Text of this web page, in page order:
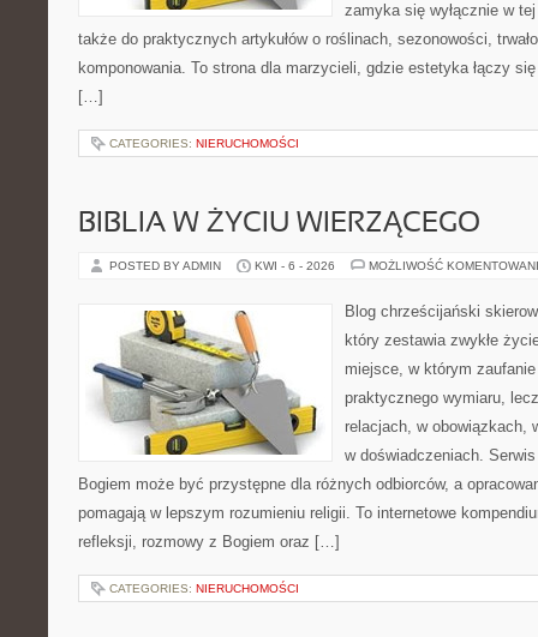
zamyka się wyłącznie w
także do praktycznych artykułów o roślinach, sezonowości,
komponowania. To strona dla marzycieli, gdzie estetyka łączy
[…]
CATEGORIES: NIERUCHOMOŚCI
BIBLIA W ŻYCIU WIERZĄCEGO
POSTED BY ADMIN KWI - 6 - 2026 MOŻLIWOŚĆ
Blog chrześcijański
który zestawia zwykłe
miejsce, w którym
praktycznego wymiaru,
relacjach, w obowiązkach,
w doświadczeniach.
Bogiem może być przystępne dla różnych odbiorców, a
pomagają w lepszym rozumieniu religii. To internetowe
refleksji, rozmowy z Bogiem oraz […]
CATEGORIES: NIERUCHOMOŚCI